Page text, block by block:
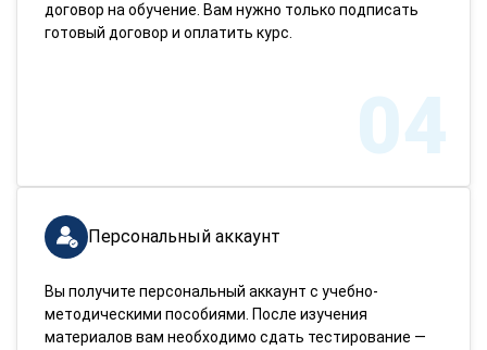
договор на обучение. Вам нужно только подписать
готовый договор и оплатить курс.
04
Персональный аккаунт
Вы получите персональный аккаунт с учебно-
методическими пособиями. После изучения
материалов вам необходимо сдать тестирование —